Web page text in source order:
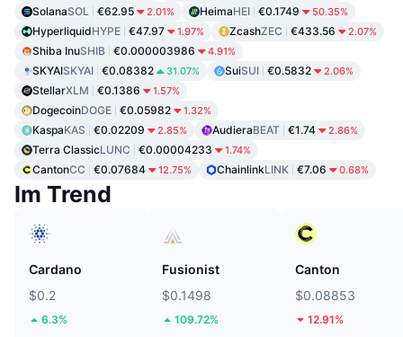
SolanaSOL €62.95 2.01% HeimaHEI €0.1749 50.35%
HyperliquidHYPE €47.97 1.97% ZcashZEC €433.56 2.07%
Shiba InuSHIB €0.000003986 4.91%
SKYAISKYAI €0.08382 31.07% SuiSUI €0.5832 2.06%
StellarXLM €0.1386 1.57%
DogecoinDOGE €0.05982 1.32%
KaspaKAS €0.02209 2.85% AudieraBEAT €1.74 2.86%
Terra ClassicLUNC €0.00004233 1.74%
CantonCC €0.07684 12.75% ChainlinkLINK €7.06 0.68%
Im Trend
Cardano
$0.2
6.3%
Fusionist
$0.1498
109.72%
Canton
$0.08853
12.91%